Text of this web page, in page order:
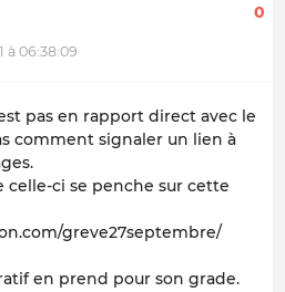
à 06:38:09
0
pas en rapport direct avec le
comment signaler un lien à
celle-ci se penche sur cette
greve27septembre/
en prend pour son grade.